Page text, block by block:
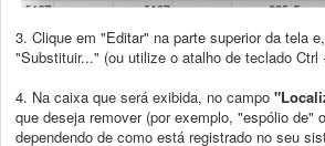
3. Clique em "Editar" na parte superior da tela
"Substituir..." (ou utilize o atalho de teclado Ctrl
4. Na caixa que será exibida, no campo
que deseja remover (por exemplo, "espólio de"
dependendo de como está registrado no seu